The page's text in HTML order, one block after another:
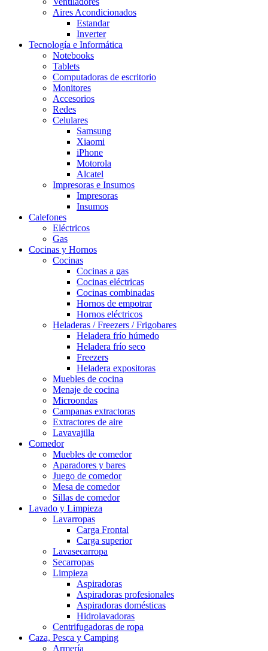
Aires Acondicionados
Estandar
Inverter
Tecnología e Informática
Notebooks
Tablets
Computadoras de escritorio
Monitores
Accesorios
Redes
Celulares
Samsung
Xiaomi
iPhone
Motorola
Alcatel
Impresoras e Insumos
Impresoras
Insumos
Calefones
Eléctricos
Gas
Cocinas y Hornos
Cocinas
Cocinas a gas
Cocinas eléctricas
Cocinas combinadas
Hornos de empotrar
Hornos eléctricos
Heladeras / Freezers / Frigobares
Heladera frío húmedo
Heladera frío seco
Freezers
Heladera expositoras
Muebles de cocina
Menaje de cocina
Microondas
Campanas extractoras
Extractores de aire
Lavavajilla
Comedor
Muebles de comedor
Aparadores y bares
Juego de comedor
Mesa de comedor
Sillas de comedor
Lavado y Limpieza
Lavarropas
Carga Frontal
Carga superior
Lavasecarropa
Secarropas
Limpieza
Aspiradoras
Aspiradoras profesionales
Aspiradoras domésticas
Hidrolavadoras
Centrifugadoras de ropa
Caza, Pesca y Camping
Armería